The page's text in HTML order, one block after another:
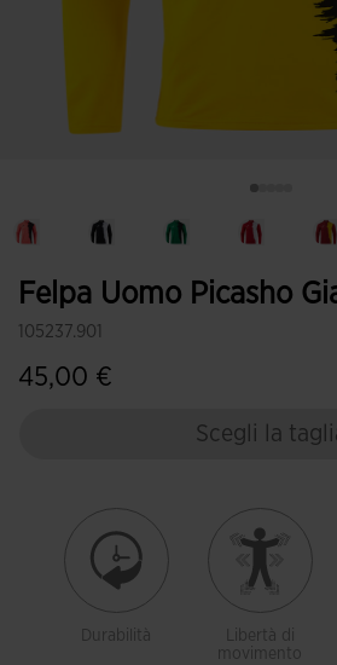
Felpa Uomo Picasho
105237.901
45,00 €
Scegli la
Durabilità
Libertà di
movimento